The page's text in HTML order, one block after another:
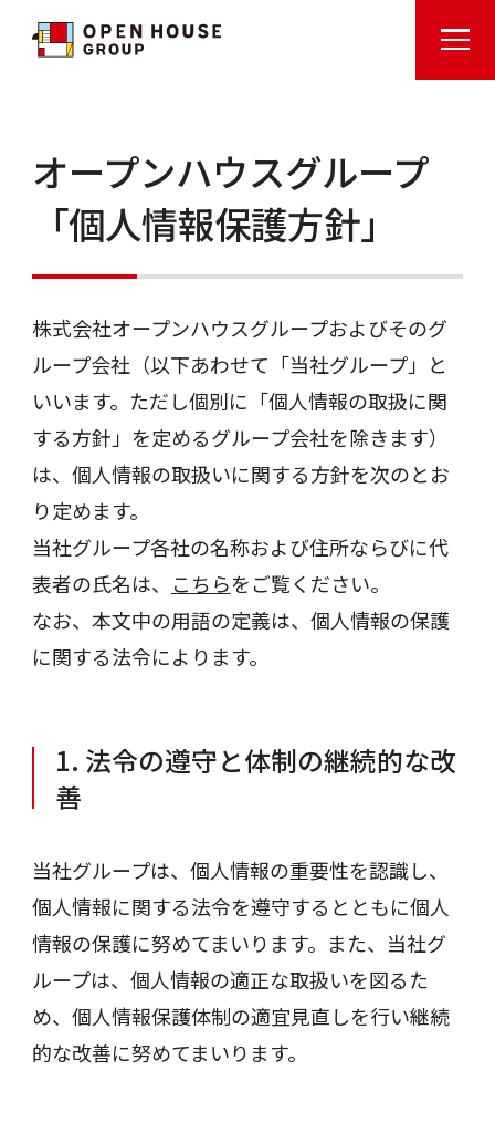
オープンハウスグループ
「個人情報保護方針」
株式会社オープンハウスグループおよびそのグ
ループ会社（以下あわせて「当社グループ」と
いいます。ただし個別に「個人情報の取扱に関
する方針」を定めるグループ会社を除きます）
は、個人情報の取扱いに関する方針を次のとお
り定めます。
当社グループ各社の名称および住所ならびに代
表者の氏名は、 こちらをご覧ください。
なお、本文中の用語の定義は、個人情報の保護
に関する法令によります。
1. 法令の遵守と体制の継続的な改
善
当社グループは、個人情報の重要性を認識し、
個人情報に関する法令を遵守するとともに個人
情報の保護に努めてまいります。また、当社グ
ループは、個人情報の適正な取扱いを図るた
め、個人情報保護体制の適宜見直しを行い継続
的な改善に努めてまいります。